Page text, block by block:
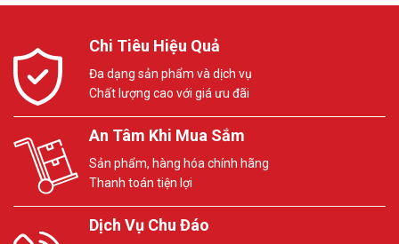
Chi Tiêu Hiệu Quả
Đa dạng sản phẩm và dịch vụ
Chất lượng cao với giá ưu đãi
An Tâm Khi Mua Sắm
Sản phẩm, hàng hóa chính hãng
Thanh toán tiện lợi
Dịch Vụ Chu Đáo